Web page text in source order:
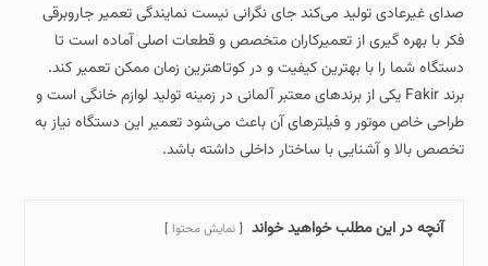
صدای غیرعادی تولید می‌کند جای نگرانی نیست نمایندگی تعمیر جاروبرقی
فکر با بهره‌ گیری از تعمیرکاران متخصص و قطعات اصلی آماده است تا
دستگاه شما را با بهترین کیفیت و در کوتاهترین زمان ممکن تعمیر کند.
برند Fakir یکی از برندهای معتبر آلمانی در زمینه تولید لوازم خانگی است و
طراحی خاص موتور و فیلترهای آن باعث می‌شود تعمیر این دستگاه نیاز به
تخصص بالا و آشنایی با ساختار داخلی داشته باشد.
آنچه در این مطلب خواهید خواند نمایش محتوا